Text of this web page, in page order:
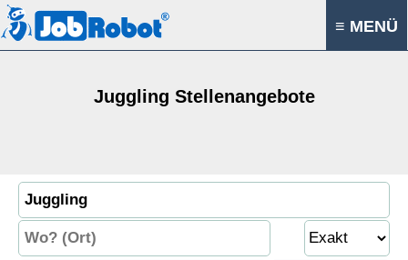
≡ MENÜ
Juggling Stellenangebote